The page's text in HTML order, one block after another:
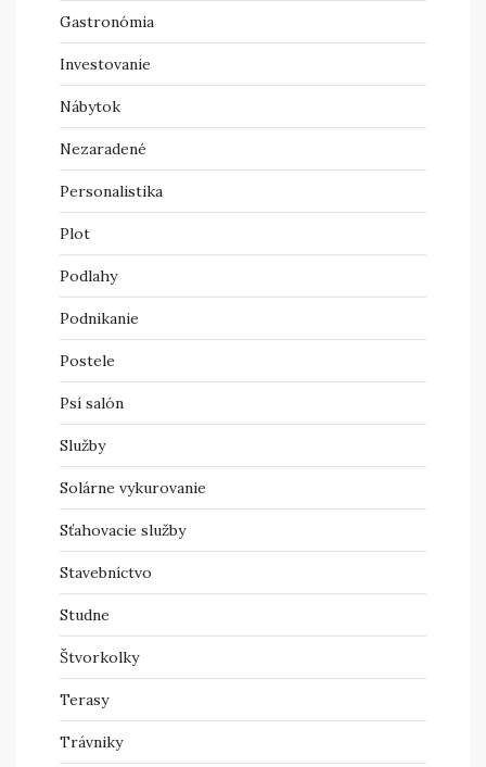
Gastronómia
Investovanie
Nábytok
Nezaradené
Personalistika
Plot
Podlahy
Podnikanie
Postele
Psí salón
Služby
Solárne vykurovanie
Sťahovacie služby
Stavebníctvo
Studne
Štvorkolky
Terasy
Trávniky